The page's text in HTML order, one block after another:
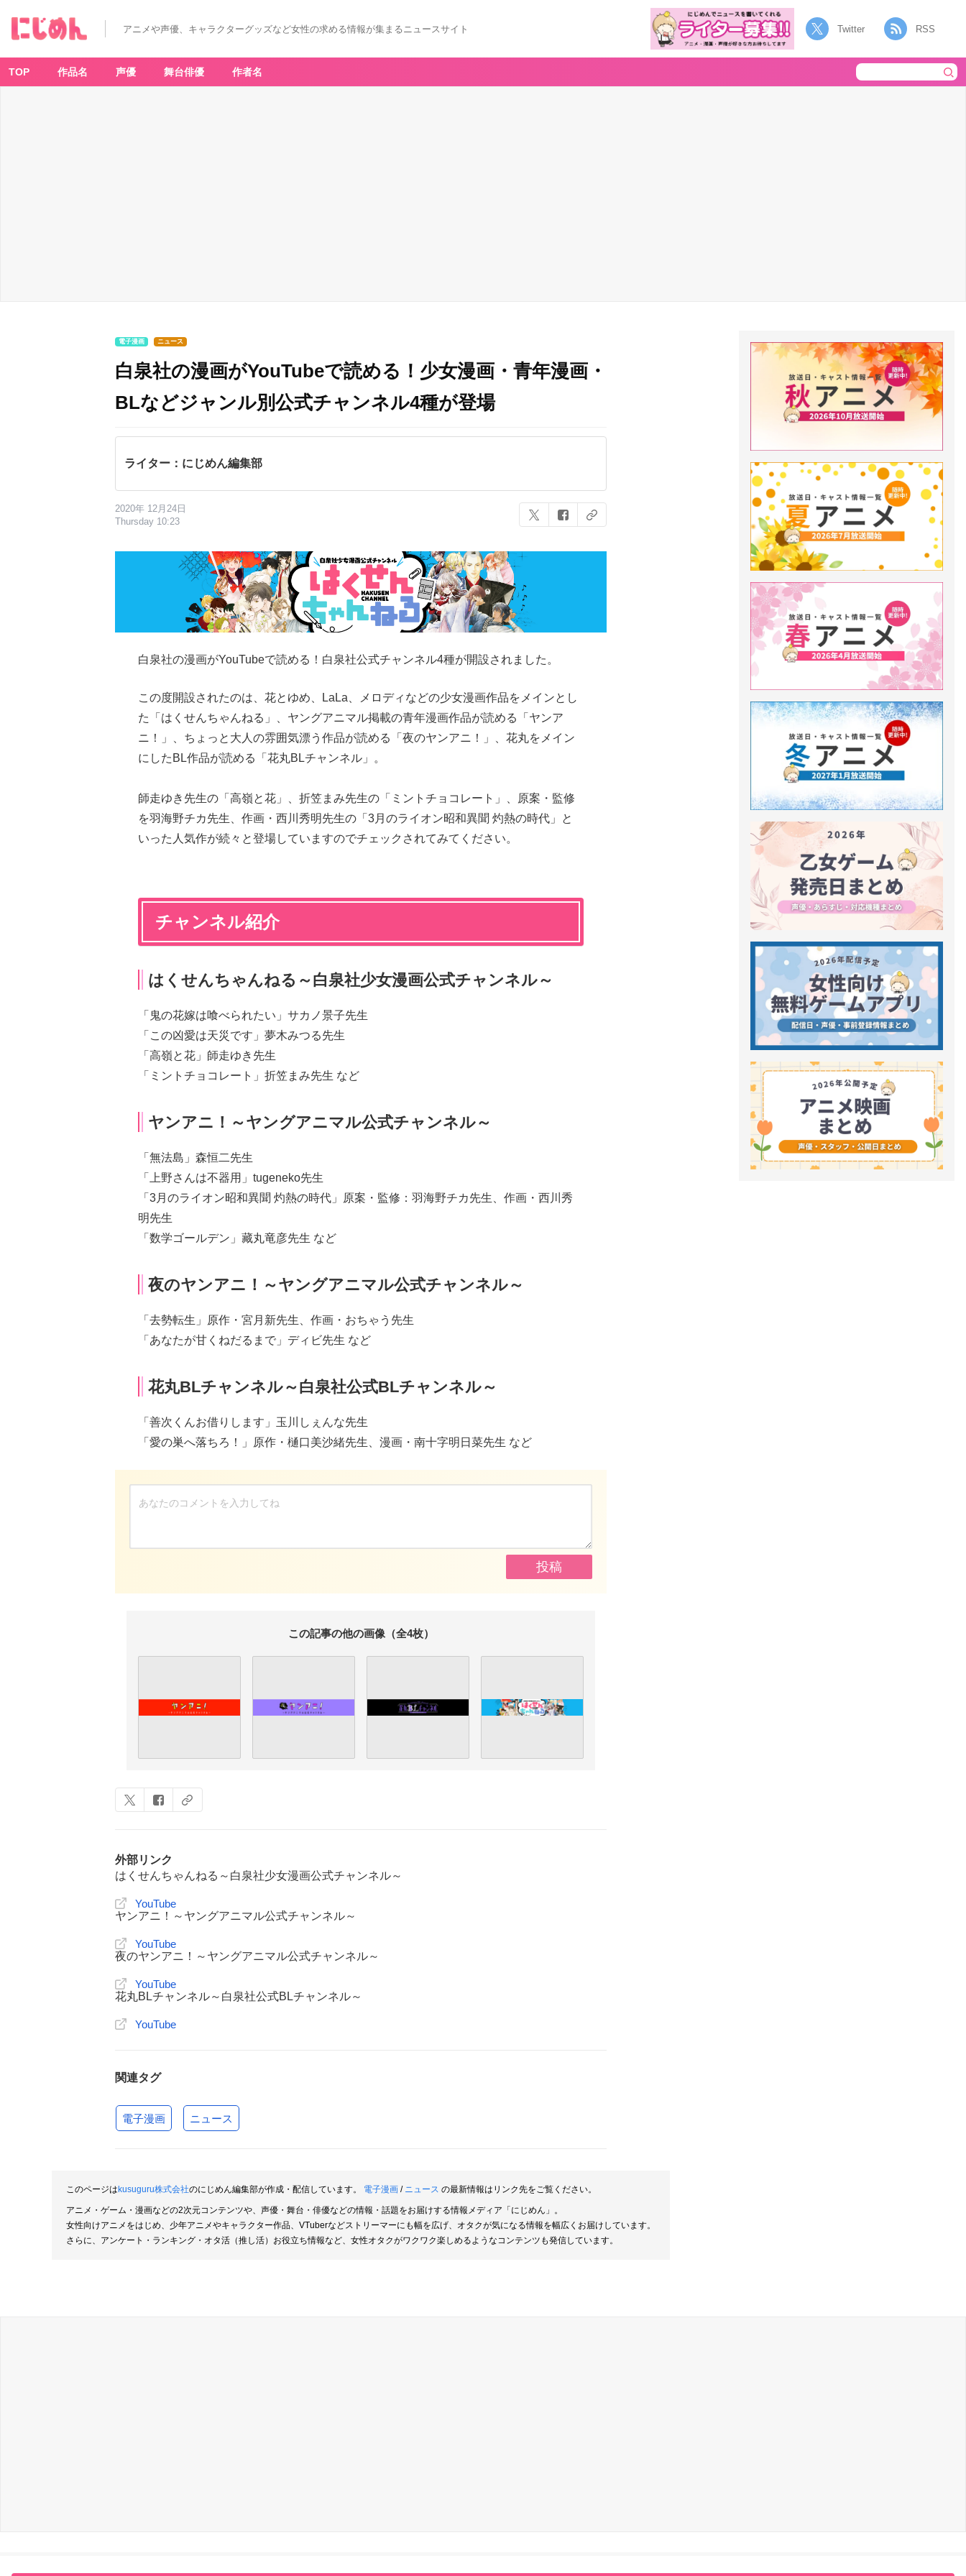
アニメや声優、キャラクターグッズなど女性の求める情報が集まるニュースサイト Twitter RSS
TOP 作品名 声優 舞台俳優 作者名
電子漫画 ニュース
白泉社の漫画がYouTubeで読める！少女漫画・青年漫画・
BLなどジャンル別公式チャンネル4種が登場
ライター：にじめん編集部
2020年 12月24日
Thursday 10:23
白泉社の漫画がYouTubeで読める！白泉社公式チャンネル4種が開設されました。
この度開設されたのは、花とゆめ、LaLa、メロディなどの少女漫画作品をメインとし
た「はくせんちゃんねる」、ヤングアニマル掲載の青年漫画作品が読める「ヤンア
ニ！」、ちょっと大人の雰囲気漂う作品が読める「夜のヤンアニ！」、花丸をメイン
にしたBL作品が読める「花丸BLチャンネル」。
師走ゆき先生の「高嶺と花」、折笠まみ先生の「ミントチョコレート」、原案・監修
を羽海野チカ先生、作画・西川秀明先生の「3月のライオン昭和異聞 灼熱の時代」と
いった人気作が続々と登場していますのでチェックされてみてください。
チャンネル紹介
はくせんちゃんねる～白泉社少女漫画公式チャンネル～
「鬼の花嫁は喰べられたい」サカノ景子先生
「この凶愛は天災です」夢木みつる先生
「高嶺と花」師走ゆき先生
「ミントチョコレート」折笠まみ先生 など
ヤンアニ！～ヤングアニマル公式チャンネル～
「無法島」森恒二先生
「上野さんは不器用」tugeneko先生
「3月のライオン昭和異聞 灼熱の時代」原案・監修：羽海野チカ先生、作画・西川秀
明先生
「数学ゴールデン」藏丸竜彦先生 など
夜のヤンアニ！～ヤングアニマル公式チャンネル～
「去勢転生」原作・宮月新先生、作画・おちゃう先生
「あなたが甘くねだるまで」ディビ先生 など
花丸BLチャンネル～白泉社公式BLチャンネル～
「善次くんお借りします」玉川しぇんな先生
「愛の巣へ落ちろ！」原作・樋口美沙緒先生、漫画・南十字明日菜先生 など
この記事の他の画像（全4枚）
外部リンク
はくせんちゃんねる～白泉社少女漫画公式チャンネル～
YouTube
ヤンアニ！～ヤングアニマル公式チャンネル～
YouTube
夜のヤンアニ！～ヤングアニマル公式チャンネル～
YouTube
花丸BLチャンネル～白泉社公式BLチャンネル～
YouTube
関連タグ
電子漫画 ニュース
このページは kusuguru株式会社のにじめん編集部が作成・配信しています。 電子漫画 / ニュース の最新情報はリンク先をご覧ください。
アニメ・ゲーム・漫画などの2次元コンテンツや、声優・舞台・俳優などの情報・話題をお届けする情報メディア「にじめん」。
女性向けアニメをはじめ、少年アニメやキャラクター作品、VTuberなどストリーマーにも幅を広げ、オタクが気になる情報を幅広くお届けしています。
さらに、アンケート・ランキング・オタ活（推し活）お役立ち情報など、女性オタクがワクワク楽しめるようなコンテンツも発信しています。